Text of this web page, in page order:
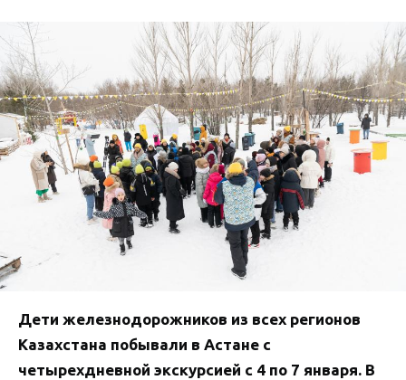
Дети железнодорожников из всех регионов
Казахстана побывали в Астане с
четырехдневной экскурсией с 4 по 7 января. В